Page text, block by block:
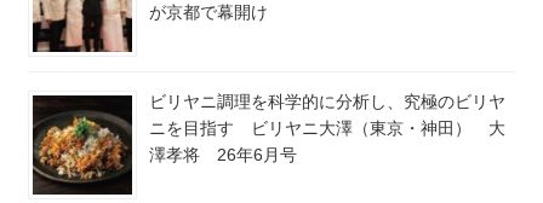
が京都で幕開け
ビリヤニ調理を科学的に分析し、究極のビリヤ
ニを目指す ビリヤニ大澤（東京・神田） 大
澤孝将 26年6月号